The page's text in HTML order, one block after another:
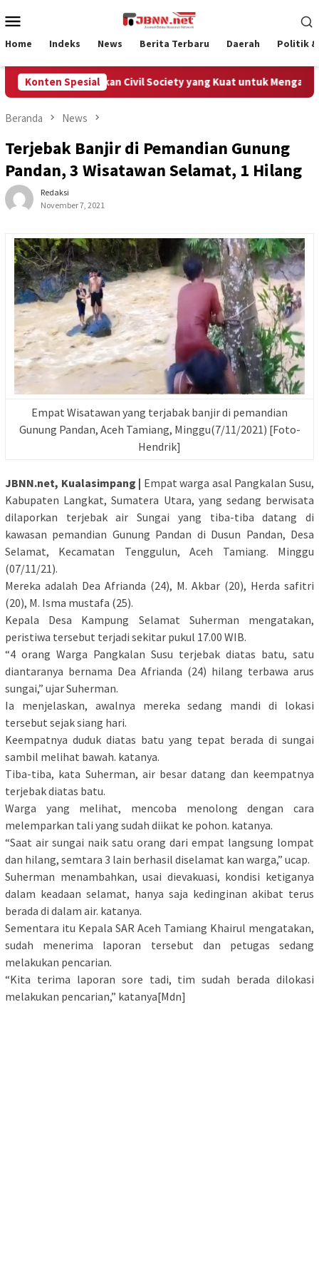
ke
Mobile
Home Indeks News Berita Terbaru Daerah Politik &
Konten Spesial
Membutuhkan Civil Society yang Kuat untuk Mengawal
Beranda News
Terjebak Banjir di Pemandian Gunung
Pandan, 3 Wisatawan Selamat, 1 Hilang
Redaksi
November 7, 2021
Empat Wisatawan yang terjabak banjir di pemandian
Gunung Pandan, Aceh Tamiang, Minggu(7/11/2021) [Foto-
Hendrik]
JBNN.net, Kualasimpang | Empat warga asal Pangkalan Susu,
Kabupaten Langkat, Sumatera Utara, yang sedang berwisata
dilaporkan terjebak air Sungai yang tiba-tiba datang di
kawasan pemandian Gunung Pandan di Dusun Pandan, Desa
Selamat, Kecamatan Tenggulun, Aceh Tamiang. Minggu
(07/11/21).
Mereka adalah Dea Afrianda (24), M. Akbar (20), Herda safitri
(20), M. Isma mustafa (25).
Kepala Desa Kampung Selamat Suherman mengatakan,
peristiwa tersebut terjadi sekitar pukul 17.00 WIB.
“4 orang Warga Pangkalan Susu terjebak diatas batu, satu
diantaranya bernama Dea Afrianda (24) hilang terbawa arus
sungai,” ujar Suherman.
Ia menjelaskan, awalnya mereka sedang mandi di lokasi
tersebut sejak siang hari.
Keempatnya duduk diatas batu yang tepat berada di sungai
sambil melihat bawah. katanya.
Tiba-tiba, kata Suherman, air besar datang dan keempatnya
terjebak diatas batu.
Warga yang melihat, mencoba menolong dengan cara
melemparkan tali yang sudah diikat ke pohon. katanya.
“Saat air sungai naik satu orang dari empat langsung lompat
dan hilang, semtara 3 lain berhasil diselamat kan warga,” ucap.
Suherman menambahkan, usai dievakuasi, kondisi ketiganya
dalam keadaan selamat, hanya saja kedinginan akibat terus
berada di dalam air. katanya.
Sementara itu Kepala SAR Aceh Tamiang Khairul mengatakan,
sudah menerima laporan tersebut dan petugas sedang
melakukan pencarian.
“Kita terima laporan sore tadi, tim sudah berada dilokasi
melakukan pencarian,” katanya[Mdn]